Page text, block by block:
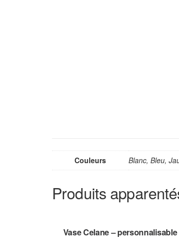
Couleurs Blanc, Bleu,
Produits
Vase Celane – personnalisable